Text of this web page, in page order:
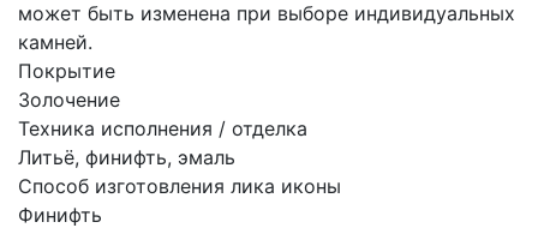
может быть изменена при выборе индивидуальных
камней.
Покрытие
Золочение
Техника исполнения / отделка
Литьё, финифть, эмаль
Способ изготовления лика иконы
Финифть